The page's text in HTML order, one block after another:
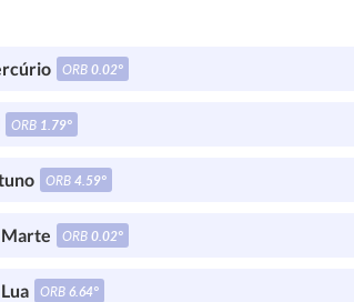
ORB0.02°
ORB 1.79°
ORB4.59°
Marte ORB0.02°
Lua ORB6.64°